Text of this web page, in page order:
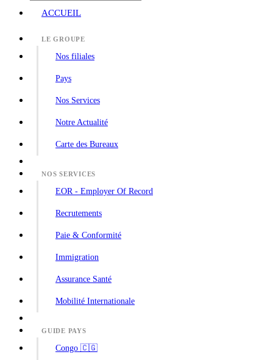
ACCUEIL
LE GROUPE
Nos filiales
Pays
Nos Services
Notre Actualité
Carte des Bureaux
NOS SERVICES
EOR - Employer Of Record
Recrutements
Paie & Conformité
Immigration
Assurance Santé
Mobilité Internationale
GUIDE PAYS
Congo 🇨🇬